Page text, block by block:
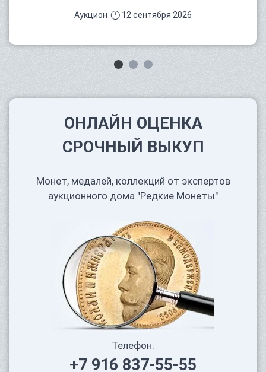
Аукцион 12 сентября 2026
ОНЛАЙН ОЦЕНКА
СРОЧНЫЙ ВЫКУП
Монет, медалей, коллекций от экспертов
аукционного дома "Редкие Монеты"
Телефон:
+7 916 837-55-55